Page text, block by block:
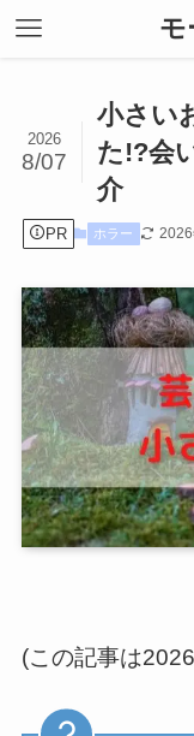
モ
小さい
た!?会
介
2026
8/07
PR ホラー
(この記事は